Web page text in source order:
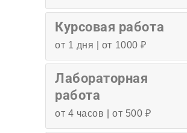
Курсовая работа
от 1 дня | от 1000 ₽
Лабораторная
работа
от 4 часов | от 500 ₽